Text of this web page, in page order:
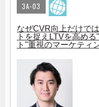
3A-03
なぜCVR向上だけで
トを捉えLTVを高め
ト"重視のマーケティ